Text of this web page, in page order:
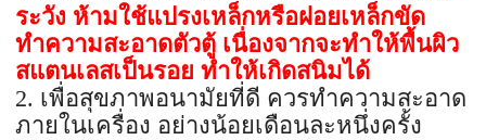
ระวัง ห้ามใช้แปรงเหล็กหรือฝอยเหล็กขัด
ทำความสะอาดตัวตู้ เนื่องจากจะทำให้พื้นผิว
สแตนเลสเป็นรอย ทำให้เกิดสนิมได้
2. เพื่อสุขภาพอนามัยที่ดี ควรทำความสะอาด
ภายในเครื่อง อย่างน้อยเดือนละหนึ่งครั้ง